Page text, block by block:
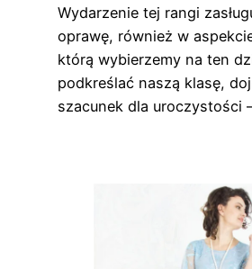
Wydarzenie tej rangi
oprawę, również w
którą wybierzemy na ten
podkreślać naszą klasę,
szacunek dla uroczystości